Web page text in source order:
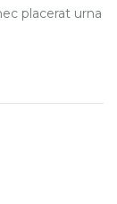
placerat urna